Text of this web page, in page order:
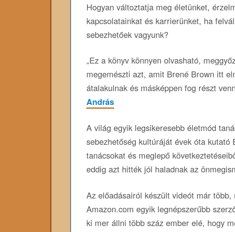
Hogyan ​​változtatja meg életünket,
kapcsolatainkat és karrierünket, ha
sebezhetőek vagyunk?
„Ez a könyv könnyen olvasható,
megemészti azt, amit Brené Brown itt
átalakulnak és másképpen fog részt
András
A világ egyik legsikeresebb életmód
sebezhetőség kultúráját évek óta
tanácsokat és meglepő
eddig azt hitték jól haladnak az
Az előadásairól készült videót már
Amazon.com egyik legnépszerűbb
ki mer állni több száz ember elé, hogy